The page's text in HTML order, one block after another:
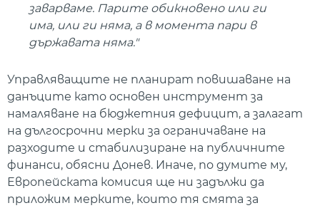
заварваме. Парите обикновено или ги
има, или ги няма, а в момента пари в
държавата няма."
Управляващите не планират повишаване на
данъците като основен инструмент за
намаляване на бюджетния дефицит, а залагат
на дългосрочни мерки за ограничаване на
разходите и стабилизиране на публичните
финанси, обясни Донев. Иначе, по думите му,
Европейската комисия ще ни задължи да
приложим мерките, които тя смята за